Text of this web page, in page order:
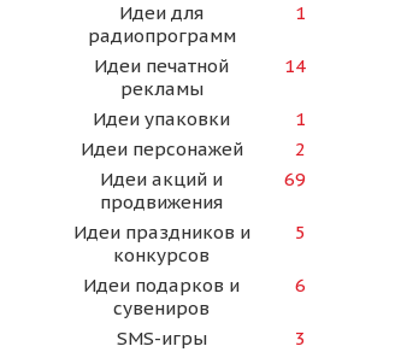
Идеи для
радиопрограмм
1
Идеи печатной
рекламы
14
Идеи упаковки
1
Идеи персонажей
2
Идеи акций и
продвижения
69
Идеи праздников и
конкурсов
5
Идеи подарков и
сувениров
6
SMS-игры
3